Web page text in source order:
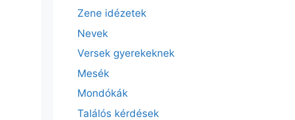
Zene idézetek
Nevek
Versek gyerekeknek
Mesék
Mondókák
Találós kérdések